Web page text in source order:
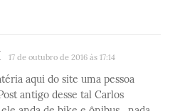
17 de outubro de 2016 às 17:14
aqui do site uma pessoa
antigo desse tal Carlos